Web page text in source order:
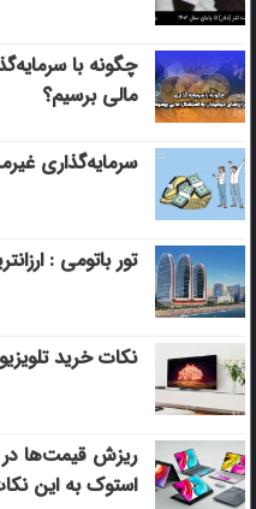
چگونه با
مالی برسیم؟
سرمایه‌گذاری
تور باتومی :
نکات خرید تلویزیون
ریزش قیمت‌ها در
استوک به این